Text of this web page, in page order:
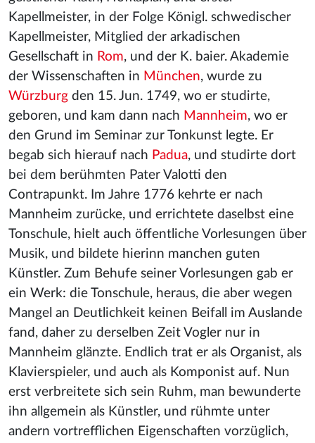
Kapellmeister, in der Folge Königl. schwedischer
Kapellmeister, Mitglied der arkadischen
Gesellschaft in Rom, und der K. baier. Akademie
der Wissenschaften in München, wurde zu
Würzburg den 15. Jun. 1749, wo er studirte,
geboren, und kam dann nach Mannheim, wo er
den Grund im Seminar zur Tonkunst legte. Er
begab sich hierauf nach Padua, und studirte dort
bei dem berühmten Pater Valotti den
Contrapunkt. Im Jahre 1776 kehrte er nach
Mannheim zurücke, und errichtete daselbst eine
Tonschule, hielt auch öffentliche Vorlesungen über
Musik, und bildete hierinn manchen guten
Künstler. Zum Behufe seiner Vorlesungen gab er
ein Werk: die Tonschule, heraus, die aber wegen
Mangel an Deutlichkeit keinen Beifall im Auslande
fand, daher zu derselben Zeit Vogler nur in
Mannheim glänzte. Endlich trat er als Organist, als
Klavierspieler, und auch als Komponist auf. Nun
erst verbreitete sich sein Ruhm, man bewunderte
ihn allgemein als Künstler, und rühmte unter
andern vortrefflichen Eigenschaften vorzüglich,